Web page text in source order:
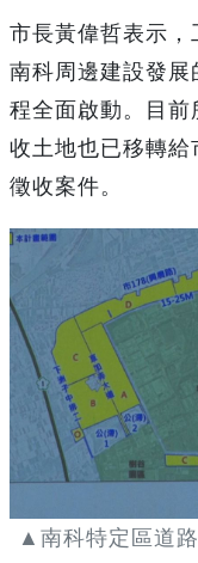
市長黃偉哲表示
南科周邊建設發
程全面啟動。目
收土地也已移轉
徵收案件。
▲南科特定區道